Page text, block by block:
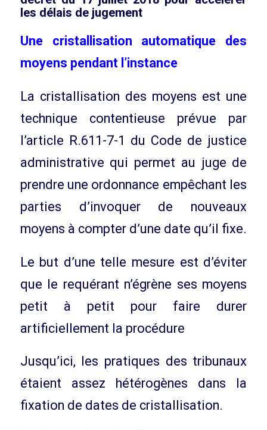
les délais de jugement
Une cristallisation automatique des
moyens pendant l’instance
La cristallisation des moyens est une
technique contentieuse prévue par
l’article R.611-7-1 du Code de justice
administrative qui permet au juge de
prendre une ordonnance empêchant les
parties d’invoquer de nouveaux
moyens à compter d’une date qu’il fixe.
Le but d’une telle mesure est d’éviter
que le requérant n’égrène ses moyens
petit à petit pour faire durer
artificiellement la procédure
Jusqu’ici, les pratiques des tribunaux
étaient assez hétérogènes dans la
fixation de dates de cristallisation.